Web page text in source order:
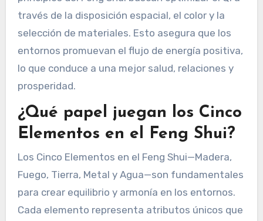
través de la disposición espacial, el color y la
selección de materiales. Esto asegura que los
entornos promuevan el flujo de energía positiva,
lo que conduce a una mejor salud, relaciones y
prosperidad.
¿Qué papel juegan los Cinco
Elementos en el Feng Shui?
Los Cinco Elementos en el Feng Shui—Madera,
Fuego, Tierra, Metal y Agua—son fundamentales
para crear equilibrio y armonía en los entornos.
Cada elemento representa atributos únicos que